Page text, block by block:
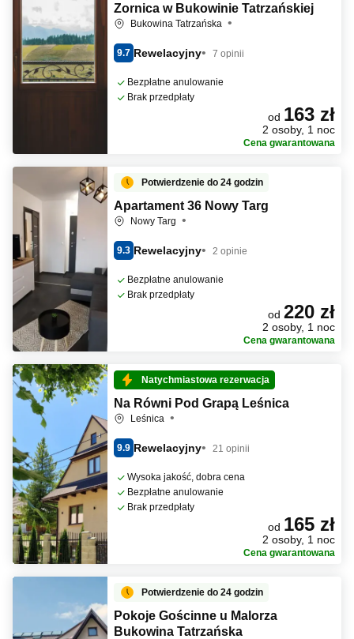
Zornica w Bukowinie Tatrzańskiej
Bukowina Tatrzańska
9.7 Rewelacyjny 7 opinii
Bezpłatne anulowanie
Brak przedpłaty
od 163 zł
2 osoby, 1 noc
Cena gwarantowana
Potwierdzenie do 24 godzin
Apartament 36 Nowy Targ
Nowy Targ
9.3 Rewelacyjny 2 opinie
Bezpłatne anulowanie
Brak przedpłaty
od 220 zł
2 osoby, 1 noc
Cena gwarantowana
Natychmiastowa rezerwacja
Na Równi Pod Grapą Leśnica
Leśnica
9.9 Rewelacyjny 21 opinii
Wysoka jakość, dobra cena
Bezpłatne anulowanie
Brak przedpłaty
od 165 zł
2 osoby, 1 noc
Cena gwarantowana
Potwierdzenie do 24 godzin
Pokoje Gościnne u Malorza
Bukowina Tatrzańska